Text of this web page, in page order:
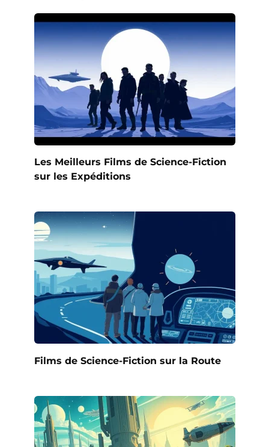
Les Meilleurs Films de Science-Fiction
sur les Expéditions
Films de Science-Fiction sur la Route